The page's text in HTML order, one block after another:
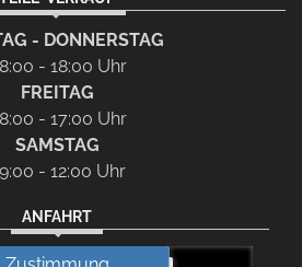
- DONNERSTAG
- 18:00 Uhr
FREITAG
- 17:00 Uhr
SAMSTAG
- 12:00 Uhr
ANFAHRT